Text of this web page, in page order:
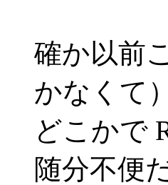
確か以前
かなくて
どこかで
随分不便